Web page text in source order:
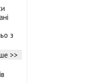
з
>>